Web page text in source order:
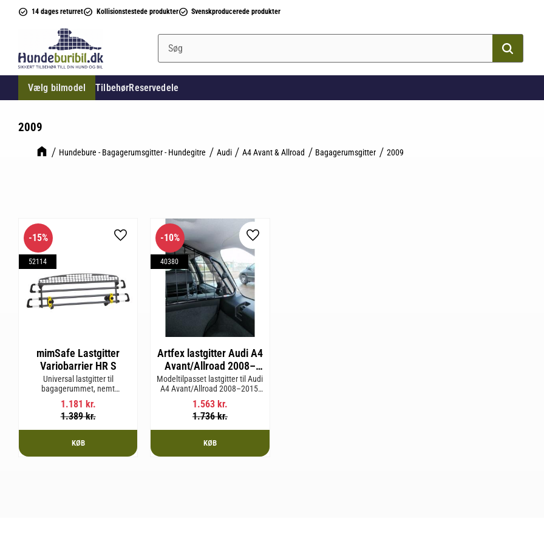
14 dages returret Kollisionstestede produkter Svenskproducerede produkter
Vælg bilmodel TilbehørReservedele
2009
Hundebure - Bagagerumsgitter - Hundegitre Audi A4 Avant & Allroad Bagagerumsgitter 2009
mimSafe Lastgitter
Variobarrier HR S
Universal lastgitter til
bagagerummet, nemt
justerbart for at passe bilens
form og sikre en tryg og sikker
rejse med kæledyr eller last.
1.181 kr.
1.389kr.
15%
52114
Gem som favorit
KØB
Artfex lastgitter Audi A4
Avant/Allroad 2008–
2015 B8
Modeltilpasset lastgitter til Audi
A4 Avant/Allroad 2008–2015,
karrosseri B8
1.563kr.
1.736kr.
10%
40380
Gem som favorit
KØB